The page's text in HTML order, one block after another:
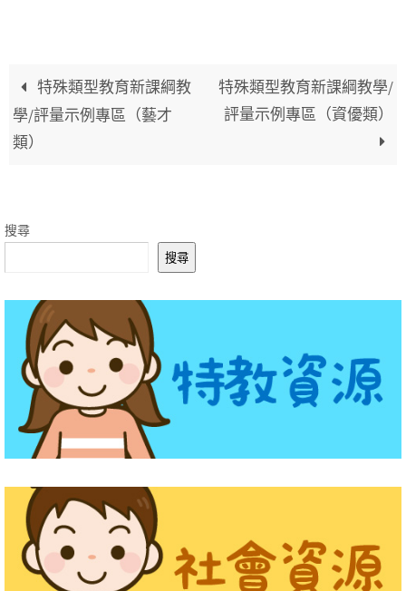
特殊類型教育新課綱教
學/評量示例專區（藝才
類）
特殊類型教育新課綱教學/
評量示例專區（資優類）
搜尋
搜尋